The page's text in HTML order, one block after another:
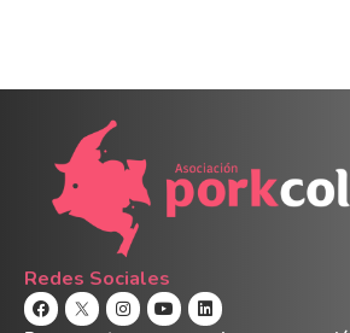
Redes Sociales